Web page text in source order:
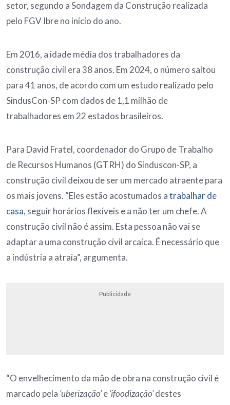
setor, segundo a Sondagem da Construção realizada
pelo FGV Ibre no início do ano.
Em 2016, a idade média dos trabalhadores da
construção civil era 38 anos. Em 2024, o número saltou
para 41 anos, de acordo com um estudo realizado pelo
SindusCon-SP com dados de 1,1 milhão de
trabalhadores em 22 estados brasileiros.
Para David Fratel, coordenador do Grupo de Trabalho
de Recursos Humanos (GTRH) do Sinduscon-SP, a
construção civil deixou de ser um mercado atraente para
os mais jovens. “Eles estão acostumados atrabalhar de
casa, seguir horários flexíveis e a não ter um chefe. A
construção civil não é assim. Esta pessoa não vai se
adaptar a uma construção civil arcaica. É necessário que
a indústria a atraia”, argumenta.
Publicidade
“O envelhecimento da mão de obra na construção civil é
marcado pela ‘uberização’e‘ifoodização’destes